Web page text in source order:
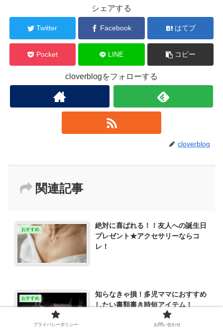
シェアする
Twitter Facebook はてブ
Pocket LINE コピー
cloverblogをフォローする
cloverblog
関連記事
おすすめ
絶対に喜ばれる！！友人への誕生日
プレゼント★アクセサリーならコ
レ！
おすすめ
知らなきゃ損！多児ママにおすすめ
したい書類書き時短アイテム！
プライバシーポリシー お問い合わせ